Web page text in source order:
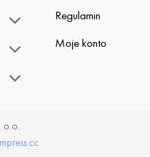
Regulamin
Moje konto
o.o.